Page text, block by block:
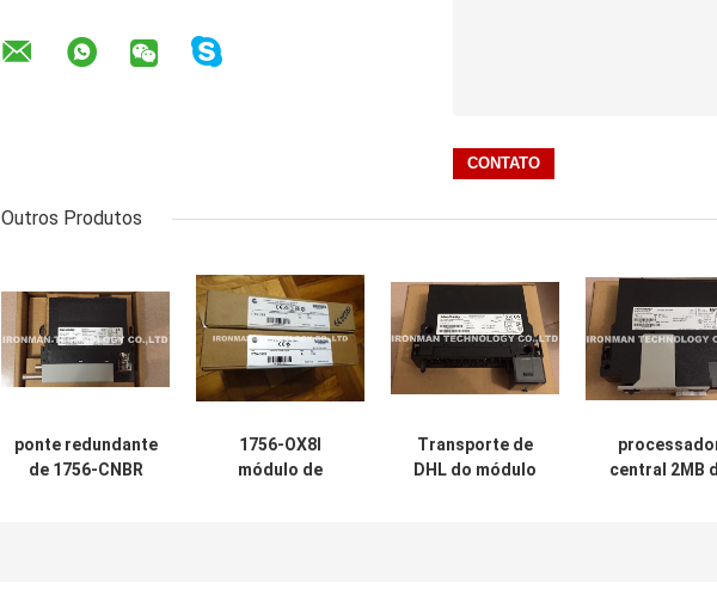
Outros Produtos
ponte redundante
de 1756-CNBR
1756-OX8I
módulo de
Transporte de
DHL do módulo
central 2MB